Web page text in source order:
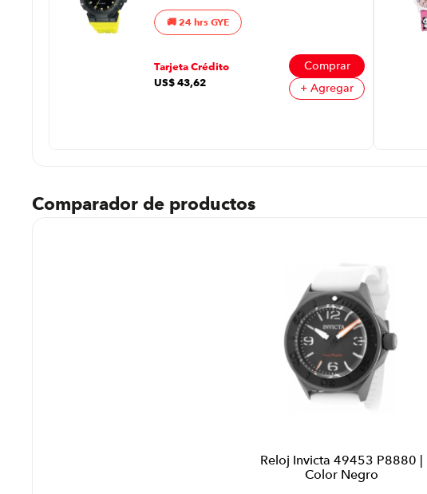
24 hrs GYE
Tarjeta Crédito
US$ 43,62
Comprar
+ Agregar
Comparador de productos
Reloj Invicta 49453 P8880 |
Color Negro